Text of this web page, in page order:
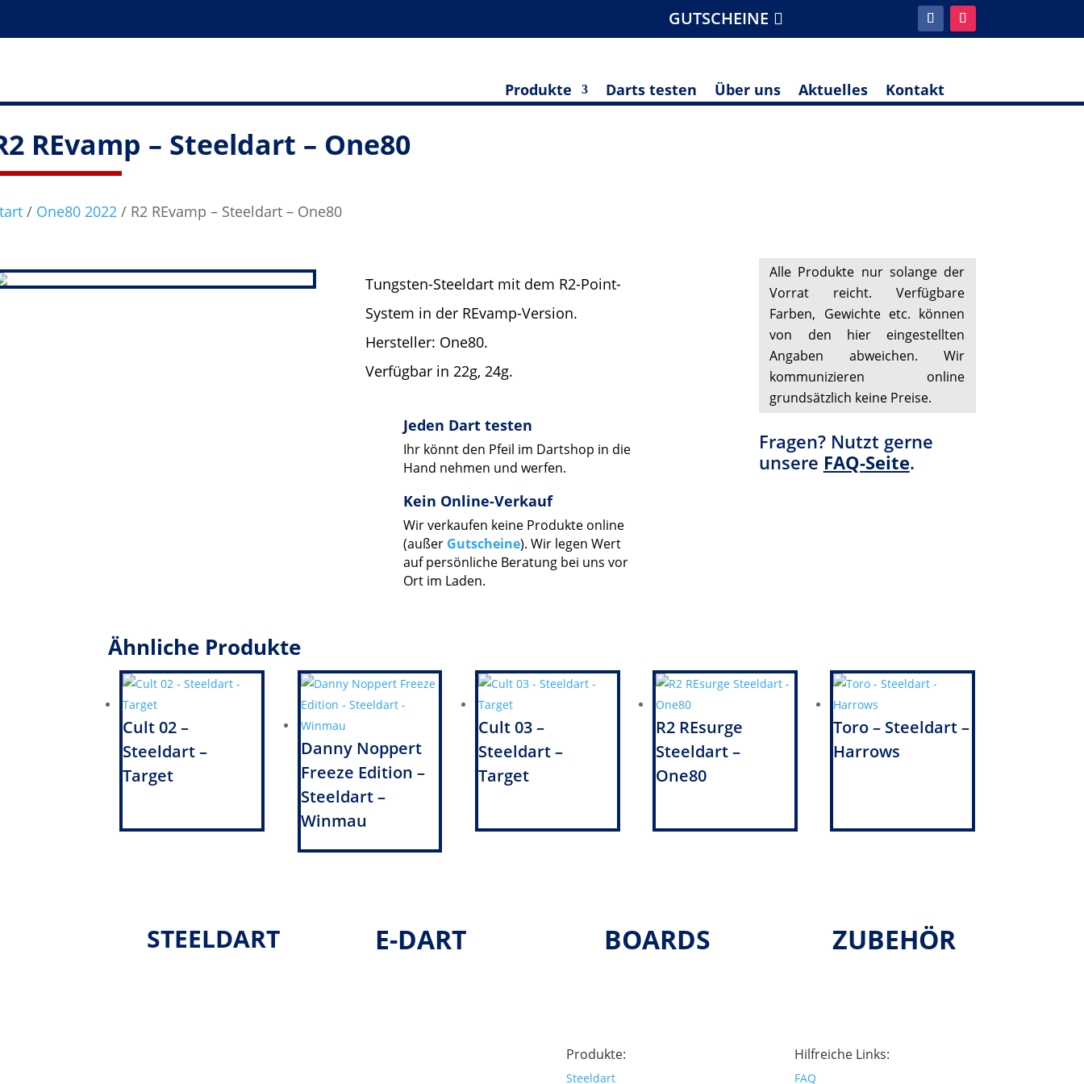
GUTSCHEINE
Produkte Darts testen Über uns Aktuelles Kontakt
REvamp – Steeldart – One80
/ One80 2022 / R2 REvamp – Steeldart – One80
Tungsten-Steeldart mit dem R2-Point-
System in der REvamp-Version.
Hersteller: One80.
Verfügbar in 22g, 24g.
Jeden Dart testen
Ihr könnt den Pfeil im Dartshop in die
Hand nehmen und werfen.
Kein Online-Verkauf
Wir verkaufen keine Produkte online
(außer Gutscheine). Wir legen Wert
auf persönliche Beratung bei uns vor
Ort im Laden.
Alle Produkte nur solange der
Vorrat reicht. Verfügbare
Farben, Gewichte etc. können
von den hier eingestellten
Angaben abweichen. Wir
kommunizieren online
grundsätzlich keine Preise.
Fragen? Nutzt gerne
unsere FAQ-Seite.
Ähnliche Produkte
Cult 02 –
Steeldart –
Target
Danny Noppert
Freeze Edition –
Steeldart –
Winmau
Cult 03 –
Steeldart –
Target
R2 REsurge
Steeldart –
One80
Toro – Steeldart –
Harrows
STEELDART E-DART BOARDS ZUBEHÖR
Produkte:
Steeldart
Hilfreiche Links:
FAQ